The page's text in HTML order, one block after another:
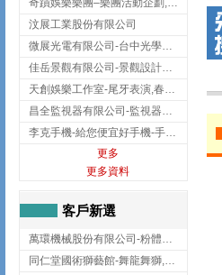
奇蹟娛樂樂團–樂團活動企劃,台中樂團表演,台中婚禮樂團
汶展工業股份有限公司
微展光電有限公司-台中光學鍍膜,optical filter taiwan,台灣光學鍍膜
佳岳景觀有限公司-景觀設計公司,台北景觀設計,台北景觀工程,中山區景觀設計
天創娛樂工作室-尾牙表演,春酒表演,板橋尾牙表演
昌全監視器有限公司-監視器安裝,高雄監視器安裝,鳳山區監視器安裝
李克手機-給您便宜好手機-手機收購,屏東手機收購
更多
更多資料
客戶新選
萬環機械股份有限公司-粉體塗裝設備,輸送機,輸送機設備,台南輸送機
同仁堂國術獅藝館-舞龍舞獅,台中舞龍舞獅